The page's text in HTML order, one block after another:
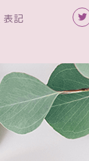
表記